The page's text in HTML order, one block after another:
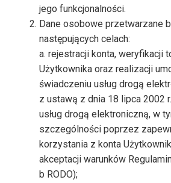
jego funkcjonalności.
Dane osobowe przetwarzane
następujących celach:
a. rejestracji konta, weryfikacji
Użytkownika oraz realizacji
świadczeniu usług drogą
z ustawą z dnia 18 lipca 2002
usług drogą elektroniczną, w
szczególności poprzez
korzystania z konta
akceptacji warunków
b RODO);